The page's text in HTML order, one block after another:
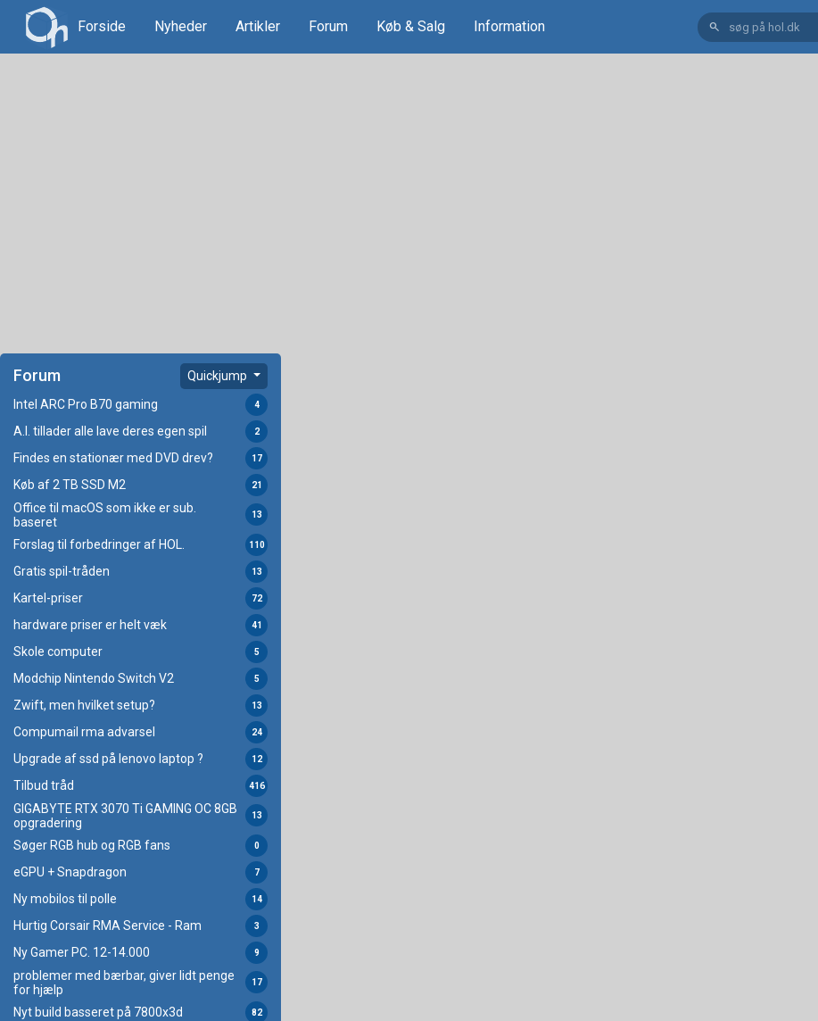
Forside Nyheder Artikler Forum Køb & Salg Information search
Forum Quickjump
Intel ARC Pro B70 gaming 4
A.I. tillader alle lave deres egen spil 2
Findes en stationær med DVD drev? 17
Køb af 2 TB SSD M2 21
Office til macOS som ikke er sub.
baseret
13
Forslag til forbedringer af HOL. 110
Gratis spil-tråden 13
Kartel-priser 72
hardware priser er helt væk 41
Skole computer 5
Modchip Nintendo Switch V2 5
Zwift, men hvilket setup? 13
Compumail rma advarsel 24
Upgrade af ssd på lenovo laptop ? 12
Tilbud tråd 416
GIGABYTE RTX 3070 Ti GAMING OC 8GB
opgradering
13
Søger RGB hub og RGB fans 0
eGPU + Snapdragon 7
Ny mobilos til polle 14
Hurtig Corsair RMA Service - Ram 3
Ny Gamer PC. 12-14.000 9
problemer med bærbar, giver lidt penge
for hjælp
17
Nyt build basseret på 7800x3d 82